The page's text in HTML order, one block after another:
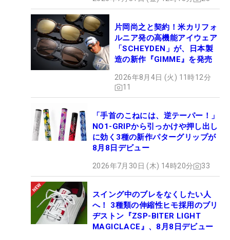
片岡尚之と契約！米カリフォ
ルニア発の高機能アイウェア
「SCHEYDEN」が、日本製
造の新作『GIMME』を発売
2026年8月4日 (火) 11時12分
11
「手首のこねには、逆テーパー！」
NO1-GRIPから引っかけや押し出し
に効く3種の新作パターグリップが
8月8日デビュー
2026年7月30日 (木) 14時20分 33
スイング中のブレをなくしたい人
へ！ 3種類の伸縮性ヒモ採用のブリ
ヂストン『ZSP-BITER LIGHT
MAGICLACE』、8月8日デビュー